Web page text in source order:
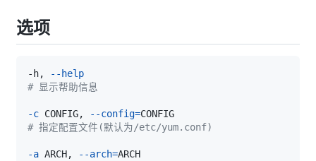
选项
-h,
--help
# 显示帮助信息
-c CONFIG, --config=
# 指定配置文件(默认为/etc/yum.conf)
-a ARCH, --arch=